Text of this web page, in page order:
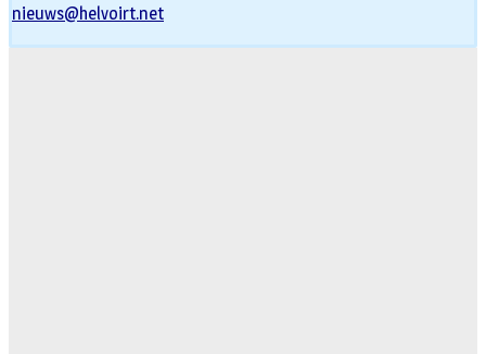
nieuws@helvoirt.net